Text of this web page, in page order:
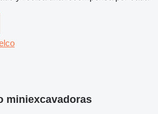
miniexcavadoras